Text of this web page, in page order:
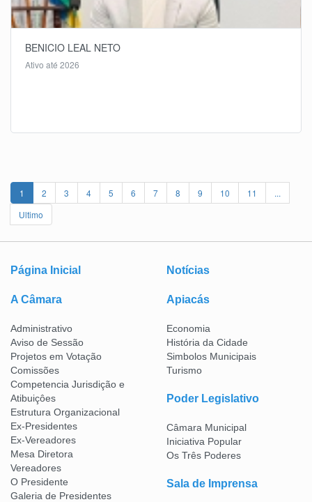
BENICIO LEAL NETO
Ativo até 2026
1 2 3 4 5 6 7 8 9 10 11
...
Ultimo
Página Inicial Notícias
A Câmara
Administrativo
Aviso de Sessão
Projetos em Votação
Comissões
Competencia Jurisdição e
Atibuiçôes
Estrutura Organizacional
Ex-Presidentes
Ex-Vereadores
Mesa Diretora
Vereadores
O Presidente
Galeria de Presidentes
Apiacás
Economia
História da Cidade
Simbolos Municipais
Turismo
Poder Legislativo
Câmara Municipal
Iniciativa Popular
Os Três Poderes
Sala de Imprensa